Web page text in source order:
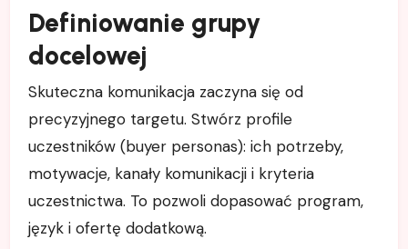
Definiowanie grupy
docelowej
Skuteczna komunikacja zaczyna się od
precyzyjnego targetu. Stwórz profile
uczestników (buyer personas): ich potrzeby,
motywacje, kanały komunikacji i kryteria
uczestnictwa. To pozwoli dopasować program,
język i ofertę dodatkową.